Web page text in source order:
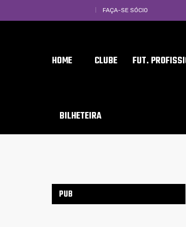
FAÇA-SE SÓCIO
HOME CLUBE FUT.
BILHETEIRA
PUB